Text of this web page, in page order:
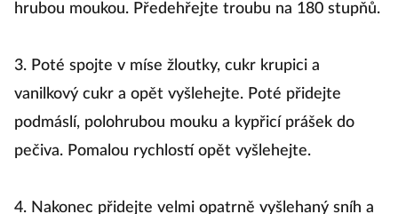
hrubou moukou. Předehřejte troubu na 180 stupňů.
3. Poté spojte v míse žloutky, cukr krupici a
vanilkový cukr a opět vyšlehejte. Poté přidejte
podmáslí, polohrubou mouku a kypřicí prášek do
pečiva. Pomalou rychlostí opět vyšlehejte.
4. Nakonec přidejte velmi opatrně vyšlehaný sníh a